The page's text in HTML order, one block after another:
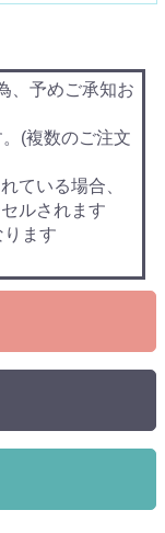
、予めご承知お
(複数のご注文
ている場合、
ルされます
ります